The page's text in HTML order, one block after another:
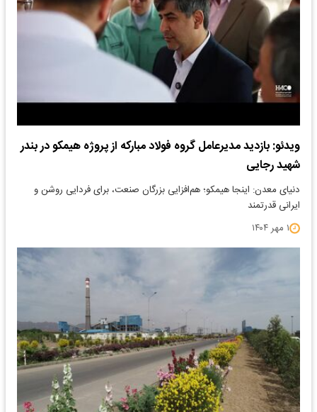
ویدئو: بازدید مدیرعامل گروه فولاد مبارکه از پروژه هیمکو در بندر
شهید رجایی
دنیای معدن: اینجا هیمکو؛ هم‌افزایی بزرگان صنعت، برای فردایی روشن و
ایرانی قدرتمند
۱ مهر ۱۴۰۴